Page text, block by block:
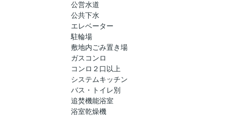
公営水道
公共下水
エレベーター
駐輪場
敷地内ごみ置き場
ガスコンロ
コンロ２口以上
システムキッチン
バス・トイレ別
追焚機能浴室
浴室乾燥機